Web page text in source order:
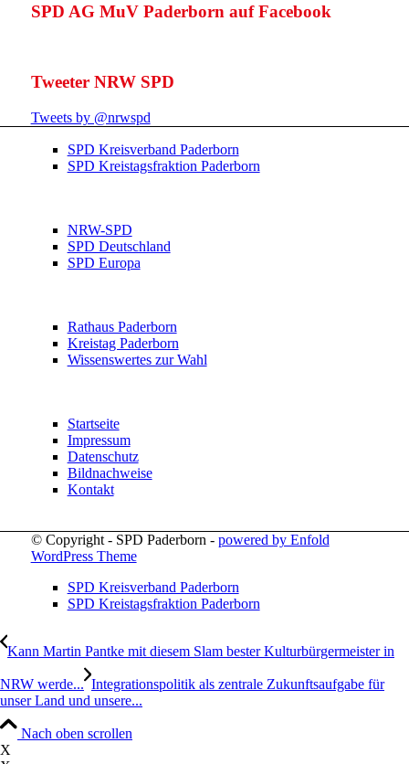
SPD AG MuV Paderborn auf Facebook
Tweeter NRW SPD
Tweets by @nrwspd
SPD Kreisverband Paderborn
SPD Kreistagsfraktion Paderborn
NRW-SPD
SPD Deutschland
SPD Europa
Rathaus Paderborn
Kreistag Paderborn
Wissenswertes zur Wahl
Startseite
Impressum
Datenschutz
Bildnachweise
Kontakt
© Copyright - SPD Paderborn - powered by Enfold
WordPress Theme
SPD Kreisverband Paderborn
SPD Kreistagsfraktion Paderborn
Kann Martin Pantke mit diesem Slam bester Kulturbürgermeister in
NRW werde... Integrationspolitik als zentrale Zukunftsaufgabe für
unser Land und unsere...
Nach oben scrollen
X